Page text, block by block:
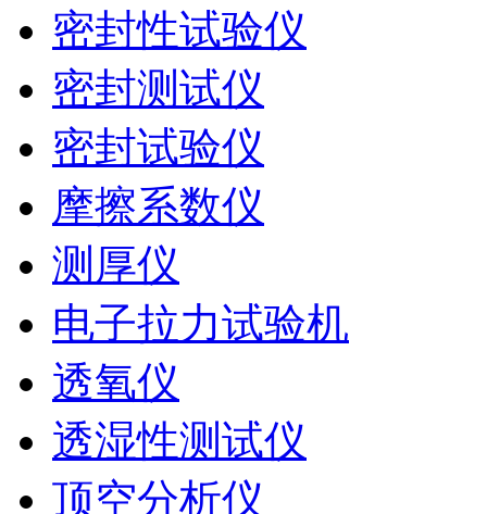
密封性试验仪
密封测试仪
密封试验仪
摩擦系数仪
测厚仪
电子拉力试验机
透氧仪
透湿性测试仪
顶空分析仪